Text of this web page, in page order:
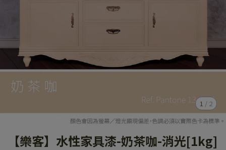
1 / 2
【樂客】水性家具漆-奶茶咖-消光[1kg]